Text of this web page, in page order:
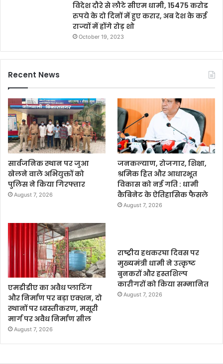
विदेश दौरे से लौटे सीएम धामी, 15475 करोड
रुपये के दो दिनों में हुए करार, अब देश के कई
राज्यों में होंगे रोड़ शो
October 19, 2023
Recent News
सार्वजनिक स्थान पर जुआ
खेलने वाले अभियुक्तों को
पुलिस ने किया गिरफ्तार
August 7, 2026
जनकल्याण, रोजगार, शिक्षा,
श्रमिक हित और आधारभूत
विकास को नई गति : धामी
कैबिनेट के ऐतिहासिक फैसले
August 7, 2026
एमडीडीए का अवैध प्लाटिंग
और निर्माण पर बड़ा एक्शन, दो
स्थानों पर ध्वस्तीकरण, मसूरी
मार्ग पर अवैध निर्माण सील
August 7, 2026
राष्ट्रीय हथकरघा दिवस पर
मुख्यमंत्री धामी ने उत्कृष्ट
बुनकरों और हस्तशिल्प
कारीगरों को किया सम्मानित
August 7, 2026